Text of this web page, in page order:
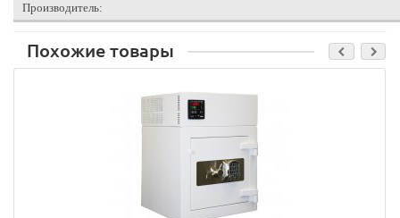
Производитель:
Похожие товары